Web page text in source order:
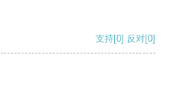
支持[0] 反对[0]